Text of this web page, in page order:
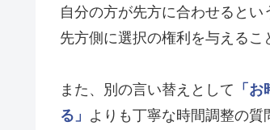
自分の方が先方に合わせるとい
先方側に選択の権利を与えるこ
また、別の言い替えとして 「
る」 よりも丁寧な時間調整の質